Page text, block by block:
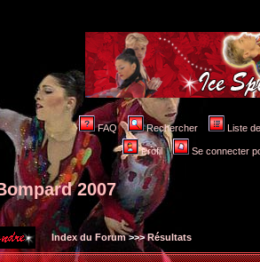
FAQ Rechercher Liste
Profil Se connecter
2007
Index du Forum>>>Résultats